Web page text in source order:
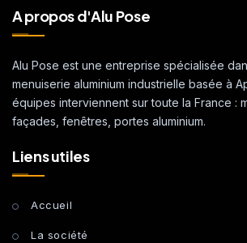
A propos d'Alu Pose
Alu Pose est une entreprise spécialisée
menuiserie aluminium industrielle basée à
équipes interviennent sur toute la France :
façades, fenêtres, portes aluminium.
Liens utiles
Accueil
La société